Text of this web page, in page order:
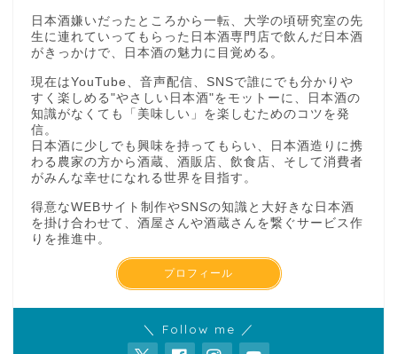
日本酒嫌いだったところから一転、大学の頃研究室の先
生に連れていってもらった日本酒専門店で飲んだ日本酒
がきっかけで、日本酒の魅力に目覚める。
現在はYouTube、音声配信、SNSで誰にでも分かりや
すく楽しめる"やさしい日本酒"をモットーに、日本酒の
知識がなくても「美味しい」を楽しむためのコツを発
信。
日本酒に少しでも興味を持ってもらい、日本酒造りに携
わる農家の方から酒蔵、酒販店、飲食店、そして消費者
がみんな幸せになれる世界を目指す。
得意なWEBサイト制作やSNSの知識と大好きな日本酒
を掛け合わせて、酒屋さんや酒蔵さんを繋ぐサービス作
りを推進中。
プロフィール
＼ Follow me ／